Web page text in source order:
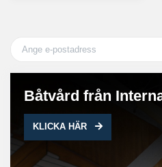
Båtvård från
KLICKA HÄR